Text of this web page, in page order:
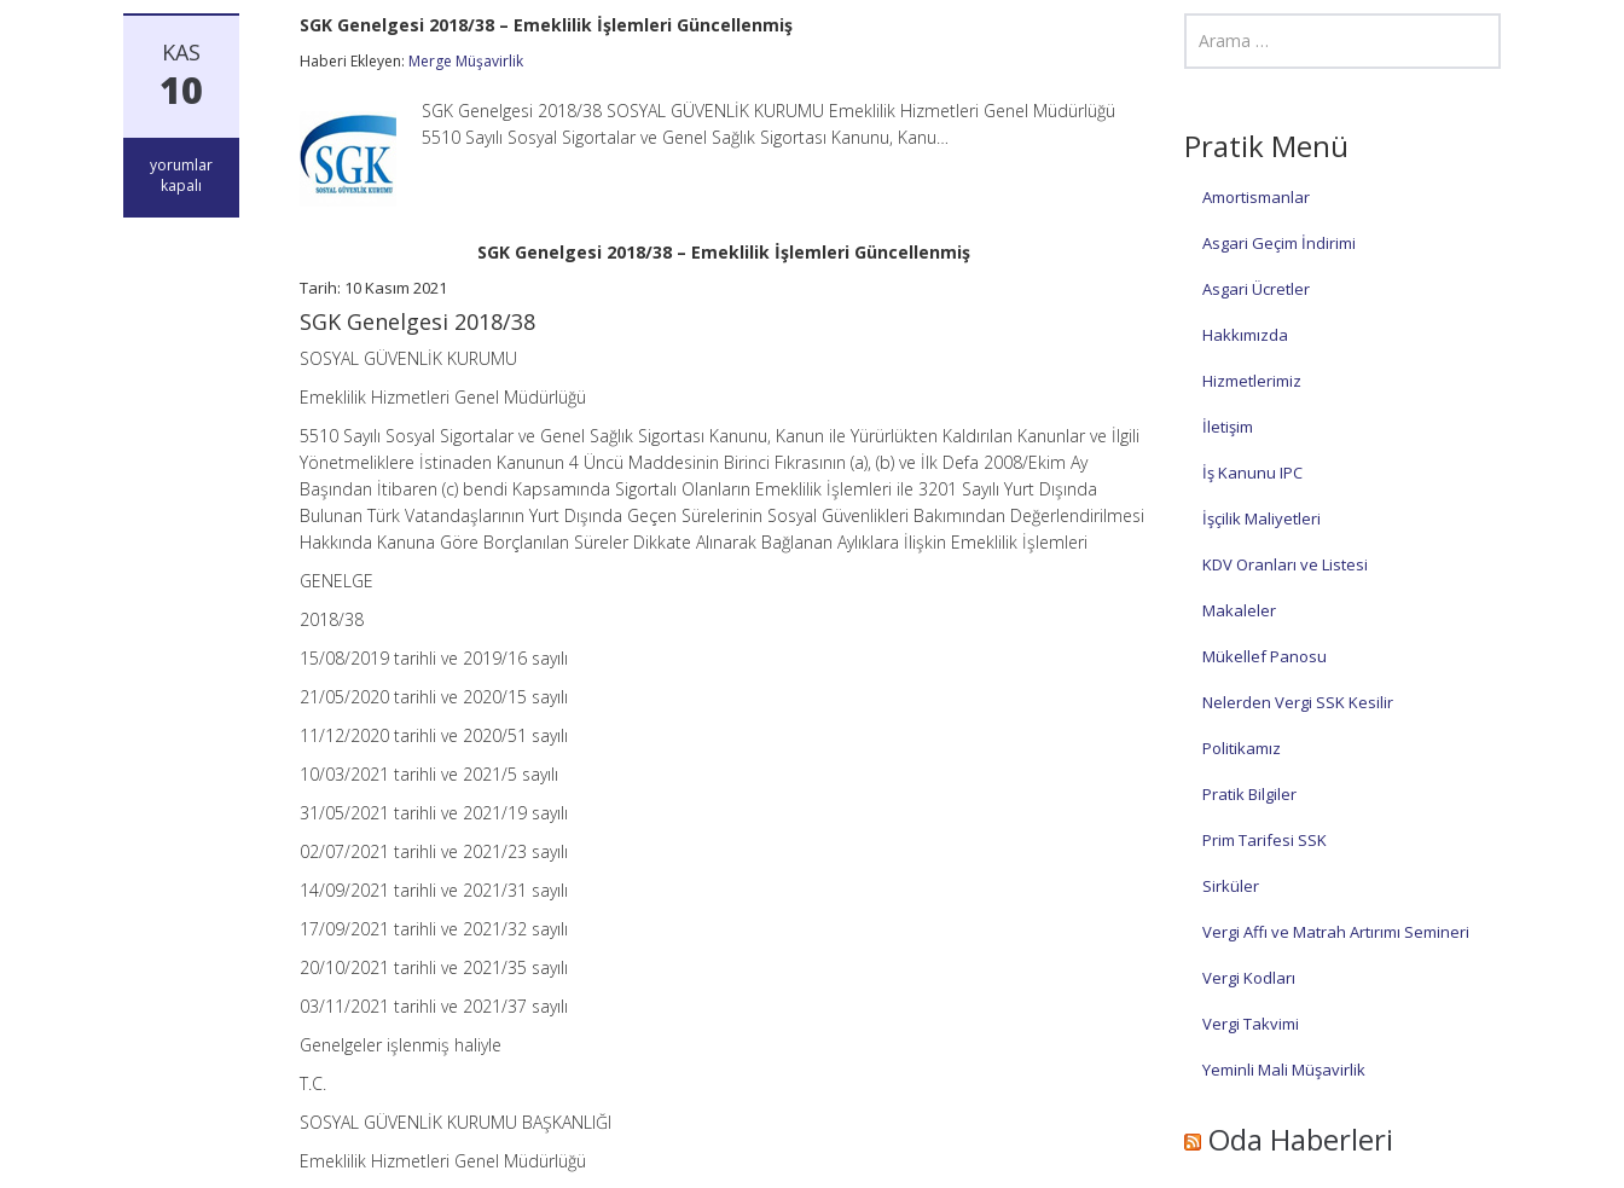
KAS
10
SGK
Genelgesi
yorumlar
kapalı
SGK Genelgesi 2018/38 – Emeklilik İşlemleri Güncellenmiş
Haberi Ekleyen: Merge Müşavirlik
SGK Genelgesi 2018/38 SOSYAL GÜVENLİK KURUMU Emeklilik Hizmetleri Genel Müdürlüğü
5510 Sayılı Sosyal Sigortalar ve Genel Sağlık Sigortası Kanunu, Kanu…
SGK Genelgesi 2018/38 – Emeklilik İşlemleri Güncellenmiş
Tarih: 10 Kasım 2021
SGK Genelgesi 2018/38
SOSYAL GÜVENLİK KURUMU
Emeklilik Hizmetleri Genel Müdürlüğü
5510 Sayılı Sosyal Sigortalar ve Genel Sağlık Sigortası Kanunu, Kanun ile Yürürlükten Kaldırılan Kanunlar ve İlgili
Yönetmeliklere İstinaden Kanunun 4 Üncü Maddesinin Birinci Fıkrasının (a), (b) ve İlk Defa 2008/Ekim Ay
Başından İtibaren (c) bendi Kapsamında Sigortalı Olanların Emeklilik İşlemleri ile 3201 Sayılı Yurt Dışında
Bulunan Türk Vatandaşlarının Yurt Dışında Geçen Sürelerinin Sosyal Güvenlikleri Bakımından Değerlendirilmesi
Hakkında Kanuna Göre Borçlanılan Süreler Dikkate Alınarak Bağlanan Aylıklara İlişkin Emeklilik İşlemleri
GENELGE
2018/38
15/08/2019 tarihli ve 2019/16 sayılı
21/05/2020 tarihli ve 2020/15 sayılı
11/12/2020 tarihli ve 2020/51 sayılı
10/03/2021 tarihli ve 2021/5 sayılı
31/05/2021 tarihli ve 2021/19 sayılı
02/07/2021 tarihli ve 2021/23 sayılı
14/09/2021 tarihli ve 2021/31 sayılı
17/09/2021 tarihli ve 2021/32 sayılı
20/10/2021 tarihli ve 2021/35 sayılı
03/11/2021 tarihli ve 2021/37 sayılı
Genelgeler işlenmiş haliyle
T.C.
SOSYAL GÜVENLİK KURUMU BAŞKANLIĞI
Emeklilik Hizmetleri Genel Müdürlüğü
Pratik Menü
Amortismanlar
Asgari Geçim İndirimi
Asgari Ücretler
Hakkımızda
Hizmetlerimiz
İletişim
İş Kanunu IPC
İşçilik Maliyetleri
KDV Oranları ve Listesi
Makaleler
Mükellef Panosu
Nelerden Vergi SSK Kesilir
Politikamız
Pratik Bilgiler
Prim Tarifesi SSK
Sirküler
Vergi Affı ve Matrah Artırımı Semineri
Vergi Kodları
Vergi Takvimi
Yeminli Mali Müşavirlik
Oda Haberleri